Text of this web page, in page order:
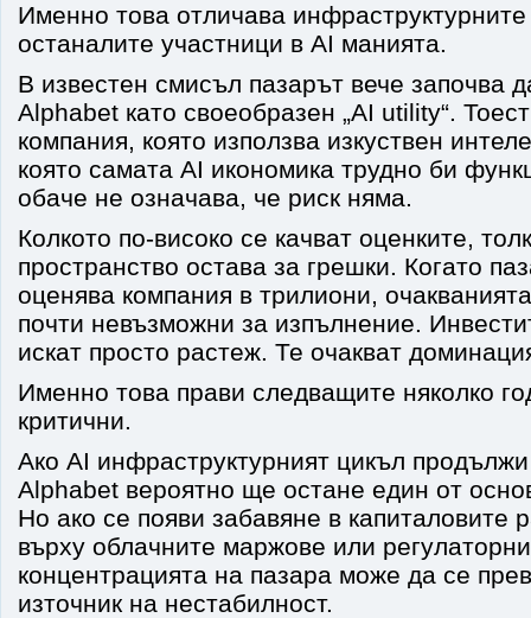
Именно това отличава
останалите участници в AI манията.
В известен смисъл пазарът вече започва
Alphabet като своеобразен „AI utility“.
компания, която използва изкуствен
която самата AI икономика трудно би
обаче не означава, че риск няма.
Колкото по-високо се качват оценките,
пространство остава за грешки. Когато
оценява компания в трилиони,
почти невъзможни за изпълнение.
искат просто растеж. Те очакват
Именно това прави следващите няколко
критични.
Ако AI инфраструктурният цикъл
Alphabet вероятно ще остане един от
Но ако се появи забавяне в капиталовите
върху облачните маржове или
концентрацията на пазара може да се
източник на нестабилност.